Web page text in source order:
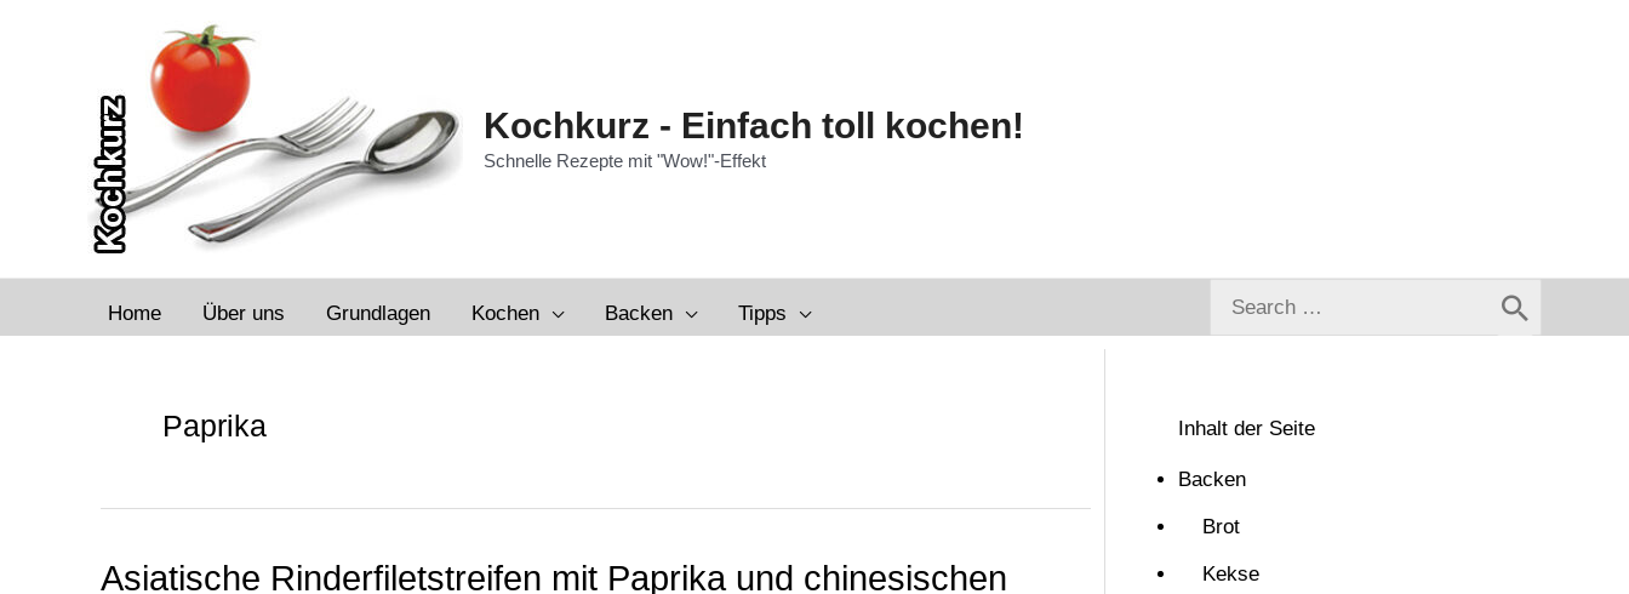
Kochkurz - Einfach toll kochen!
Schnelle Rezepte mit "Wow!"-Effekt
Home Über uns Grundlagen Kochen Backen Tipps
for:
Paprika
Asiatische Rinderfiletstreifen mit Paprika und chinesischen
Inhalt der Seite
Backen
Brot
Kekse